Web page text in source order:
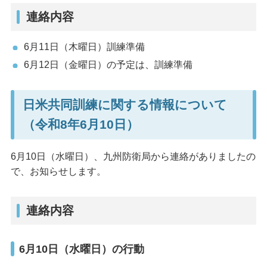
連絡内容
6月11日（木曜日）訓練準備
6月12日（金曜日）の予定は、訓練準備
日米共同訓練に関する情報について
（令和8年6月10日）
6月10日（水曜日）、九州防衛局から連絡がありましたの
で、お知らせします。
連絡内容
6月10日（水曜日）の行動